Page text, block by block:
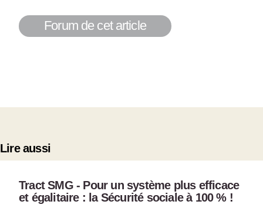
Forum de cet article
Lire aussi
Tract SMG - Pour un système plus efficace
et égalitaire : la Sécurité sociale à 100 % !